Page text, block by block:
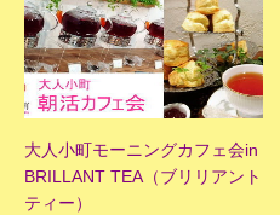
大人小町モーニングカフェ会in
BRILLANT TEA（ブリリアント
ティー）